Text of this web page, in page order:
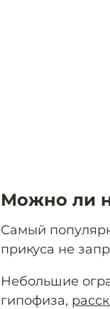
Можно ли
Самый
прикуса не
Небольшие
гипофиза,